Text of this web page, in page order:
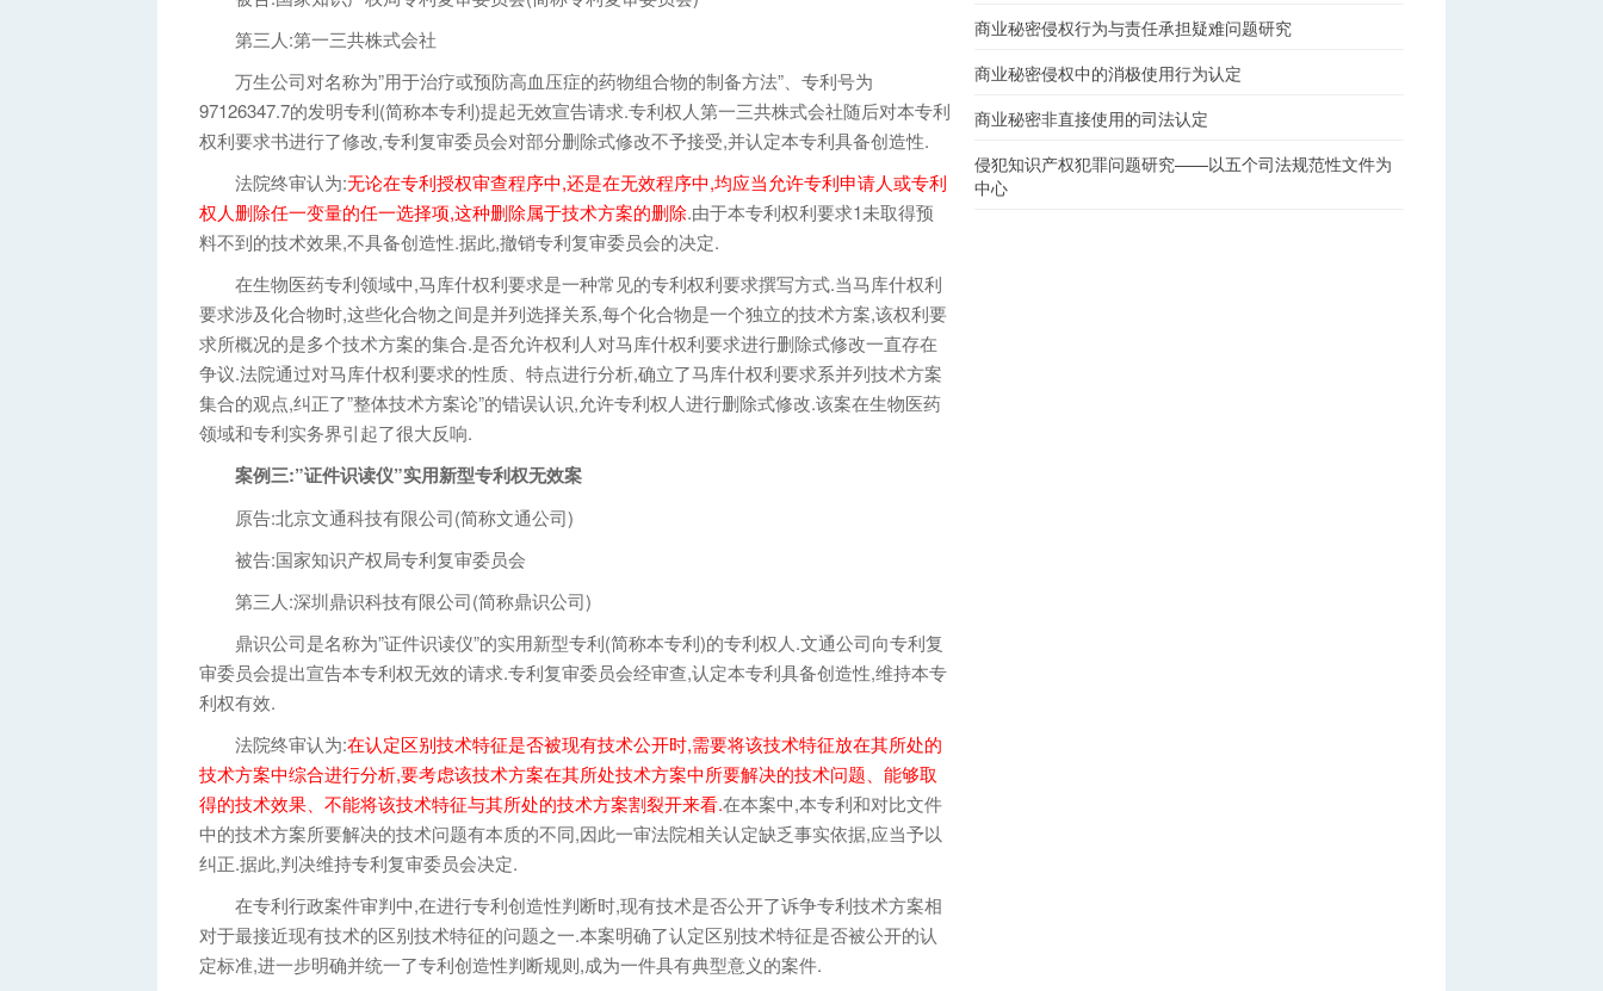
第三人:第一三共株式会社
万生公司对名称为”用于治疗或预防高血压症的药物组合物的制备方法”、专利号为
97126347.7的发明专利(简称本专利)提起无效宣告请求.专利权人第一三共株式会社随后对本专利
权利要求书进行了修改,专利复审委员会对部分删除式修改不予接受,并认定本专利具备创造性.
法院终审认为:无论在专利授权审查程序中,还是在无效程序中,均应当允许专利申请人或专利
权人删除任一变量的任一选择项,这种删除属于技术方案的删除.由于本专利权利要求1未取得预
料不到的技术效果,不具备创造性.据此,撤销专利复审委员会的决定.
在生物医药专利领域中,马库什权利要求是一种常见的专利权利要求撰写方式.当马库什权利
要求涉及化合物时,这些化合物之间是并列选择关系,每个化合物是一个独立的技术方案,该权利要
求所概况的是多个技术方案的集合.是否允许权利人对马库什权利要求进行删除式修改一直存在
争议.法院通过对马库什权利要求的性质、特点进行分析,确立了马库什权利要求系并列技术方案
集合的观点,纠正了”整体技术方案论”的错误认识,允许专利权人进行删除式修改.该案在生物医药
领域和专利实务界引起了很大反响.
案例三:”证件识读仪”实用新型专利权无效案
原告:北京文通科技有限公司(简称文通公司)
被告:国家知识产权局专利复审委员会
第三人:深圳鼎识科技有限公司(简称鼎识公司)
鼎识公司是名称为”证件识读仪”的实用新型专利(简称本专利)的专利权人.文通公司向专利复
审委员会提出宣告本专利权无效的请求.专利复审委员会经审查,认定本专利具备创造性,维持本专
利权有效.
法院终审认为:在认定区别技术特征是否被现有技术公开时,需要将该技术特征放在其所处的
技术方案中综合进行分析,要考虑该技术方案在其所处技术方案中所要解决的技术问题、能够取
得的技术效果、不能将该技术特征与其所处的技术方案割裂开来看.在本案中,本专利和对比文件
中的技术方案所要解决的技术问题有本质的不同,因此一审法院相关认定缺乏事实依据,应当予以
纠正.据此,判决维持专利复审委员会决定.
在专利行政案件审判中,在进行专利创造性判断时,现有技术是否公开了诉争专利技术方案相
对于最接近现有技术的区别技术特征的问题之一.本案明确了认定区别技术特征是否被公开的认
定标准,进一步明确并统一了专利创造性判断规则,成为一件具有典型意义的案件.
商业秘密侵权行为与责任承担疑难问题研究
商业秘密侵权中的消极使用行为认定
商业秘密非直接使用的司法认定
侵犯知识产权犯罪问题研究——以五个司法规范性文件为
中心